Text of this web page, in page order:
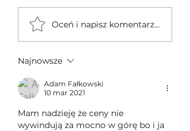
Jednocylindrowe quady
GOES po rebrandingu – czy
Oceń i napisz komentarz...
Najnowsze
Adam Fałkowski
10 mar 2021
Mam nadzieję że ceny nie
wywindują za mocno w górę bo i ja